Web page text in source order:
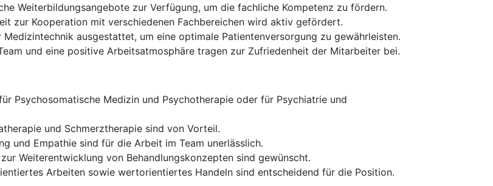
Weiterbildungsangebote zur Verfügung, um die fachliche Kompetenz zu fördern.
zur Kooperation mit verschiedenen Fachbereichen wird aktiv gefördert.
ausgestattet, um eine optimale Patientenversorgung zu gewährleisten.
und eine positive Arbeitsatmosphäre tragen zur Zufriedenheit der Mitarbeiter bei.
Psychosomatische Medizin und Psychotherapie oder für Psychiatrie und
und Schmerztherapie sind von Vorteil.
und Empathie sind für die Arbeit im Team unerlässlich.
Weiterentwicklung von Behandlungskonzepten sind gewünscht.
Arbeiten sowie wertorientiertes Handeln sind entscheidend für die Position.